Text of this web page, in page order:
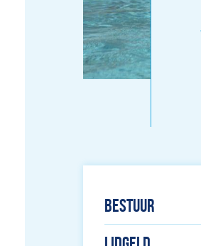
BESTUUR